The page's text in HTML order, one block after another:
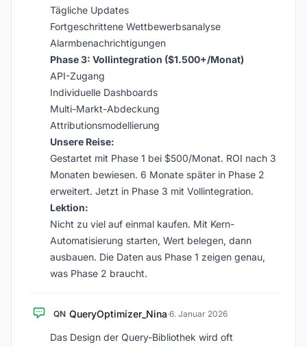
Tägliche Updates
Fortgeschrittene Wettbewerbsanalyse
Alarmbenachrichtigungen
Phase 3: Vollintegration ($1.500+/Monat)
API-Zugang
Individuelle Dashboards
Multi-Markt-Abdeckung
Attributionsmodellierung
Unsere Reise:
Gestartet mit Phase 1 bei $500/Monat. ROI nach 3
Monaten bewiesen. 6 Monate später in Phase 2
erweitert. Jetzt in Phase 3 mit Vollintegration.
Lektion:
Nicht zu viel auf einmal kaufen. Mit Kern-
Automatisierung starten, Wert belegen, dann
ausbauen. Die Daten aus Phase 1 zeigen genau,
was Phase 2 braucht.
QN QueryOptimizer_Nina·6. Januar 2026
Das Design der Query-Bibliothek wird oft